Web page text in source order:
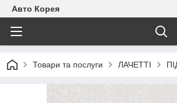
Авто Корея
Товари та послуги ЛАЧЕТТІ